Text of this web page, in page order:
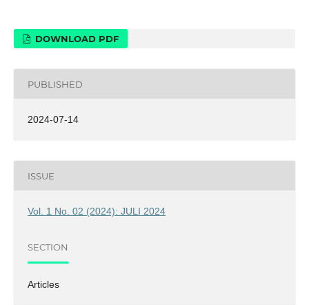
DOWNLOAD PDF
PUBLISHED
2024-07-14
ISSUE
Vol. 1 No. 02 (2024): JULI 2024
SECTION
Articles